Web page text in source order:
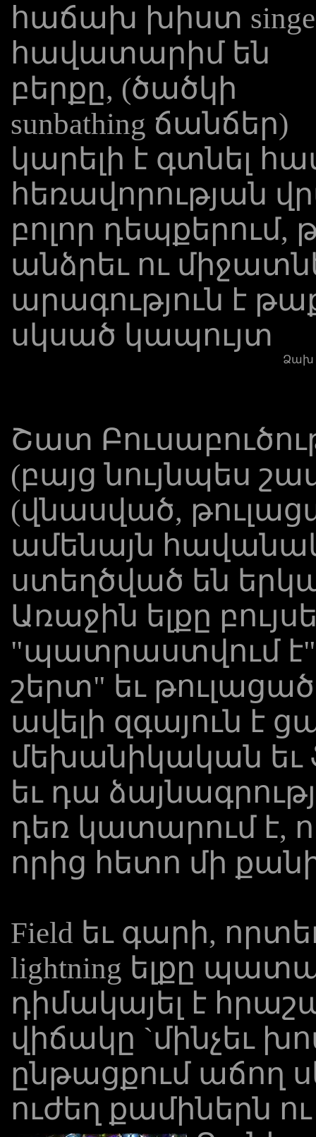
հաճախ խիստ
հավատարիմ են
բերքը, (ծածկի
sunbathing ճանճեր)
կարելի է գտնել
հեռավորության
բոլոր դեպքերում,
անձրեւ ու
արագություն է
սկսած կապույտ
Ձախ
Շատ
(բայց նույնպես
(վնասված,
ամենայն
ստեղծված են
Առաջին ելքը
"պատրաստվում է"
շերտ" եւ
ավելի զգայուն է
մեխանիկական
եւ դա
դեռ կատարում է,
որից հետո մի
Field եւ գարի,
lightning ելքը
դիմակայել է
վիճակը `մինչեւ
ընթացքում աճող
ուժեղ քամիներն